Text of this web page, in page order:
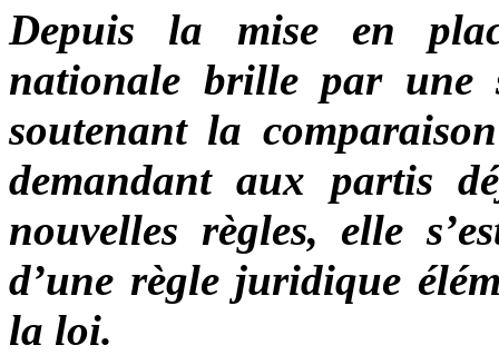
Depuis la mise en
nationale brille par une
soutenant la
demandant aux partis
nouvelles règles, elle
d’une règle juridique
la loi.